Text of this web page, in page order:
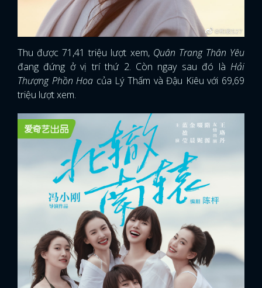
Thu được 71,41 triệu lượt xem, Quân Trang Thân Yêu
đang đứng ở vị trí thứ 2. Còn ngay sau đó là Hải
Thượng Phồn Hoa của Lý Thấm và Đậu Kiêu với 69,69
triệu lượt xem.